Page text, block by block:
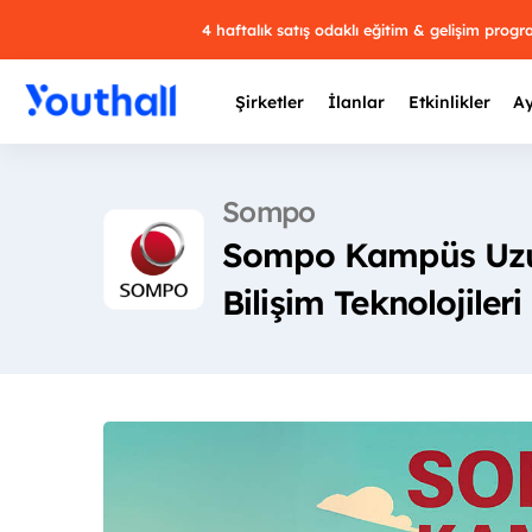
4 haftalık satış odaklı eğitim & gelişim
Şirketler İlanlar Etkinlikler
Sompo
Sompo Kampüs
Bilişim Teknolojileri